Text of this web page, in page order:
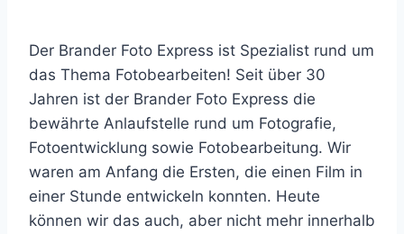
Der Brander Foto Express ist Spezialist rund um
das Thema Fotobearbeiten! Seit über 30
Jahren ist der Brander Foto Express die
bewährte Anlaufstelle rund um Fotografie,
Fotoentwicklung sowie Fotobearbeitung. Wir
waren am Anfang die Ersten, die einen Film in
einer Stunde entwickeln konnten. Heute
können wir das auch, aber nicht mehr innerhalb